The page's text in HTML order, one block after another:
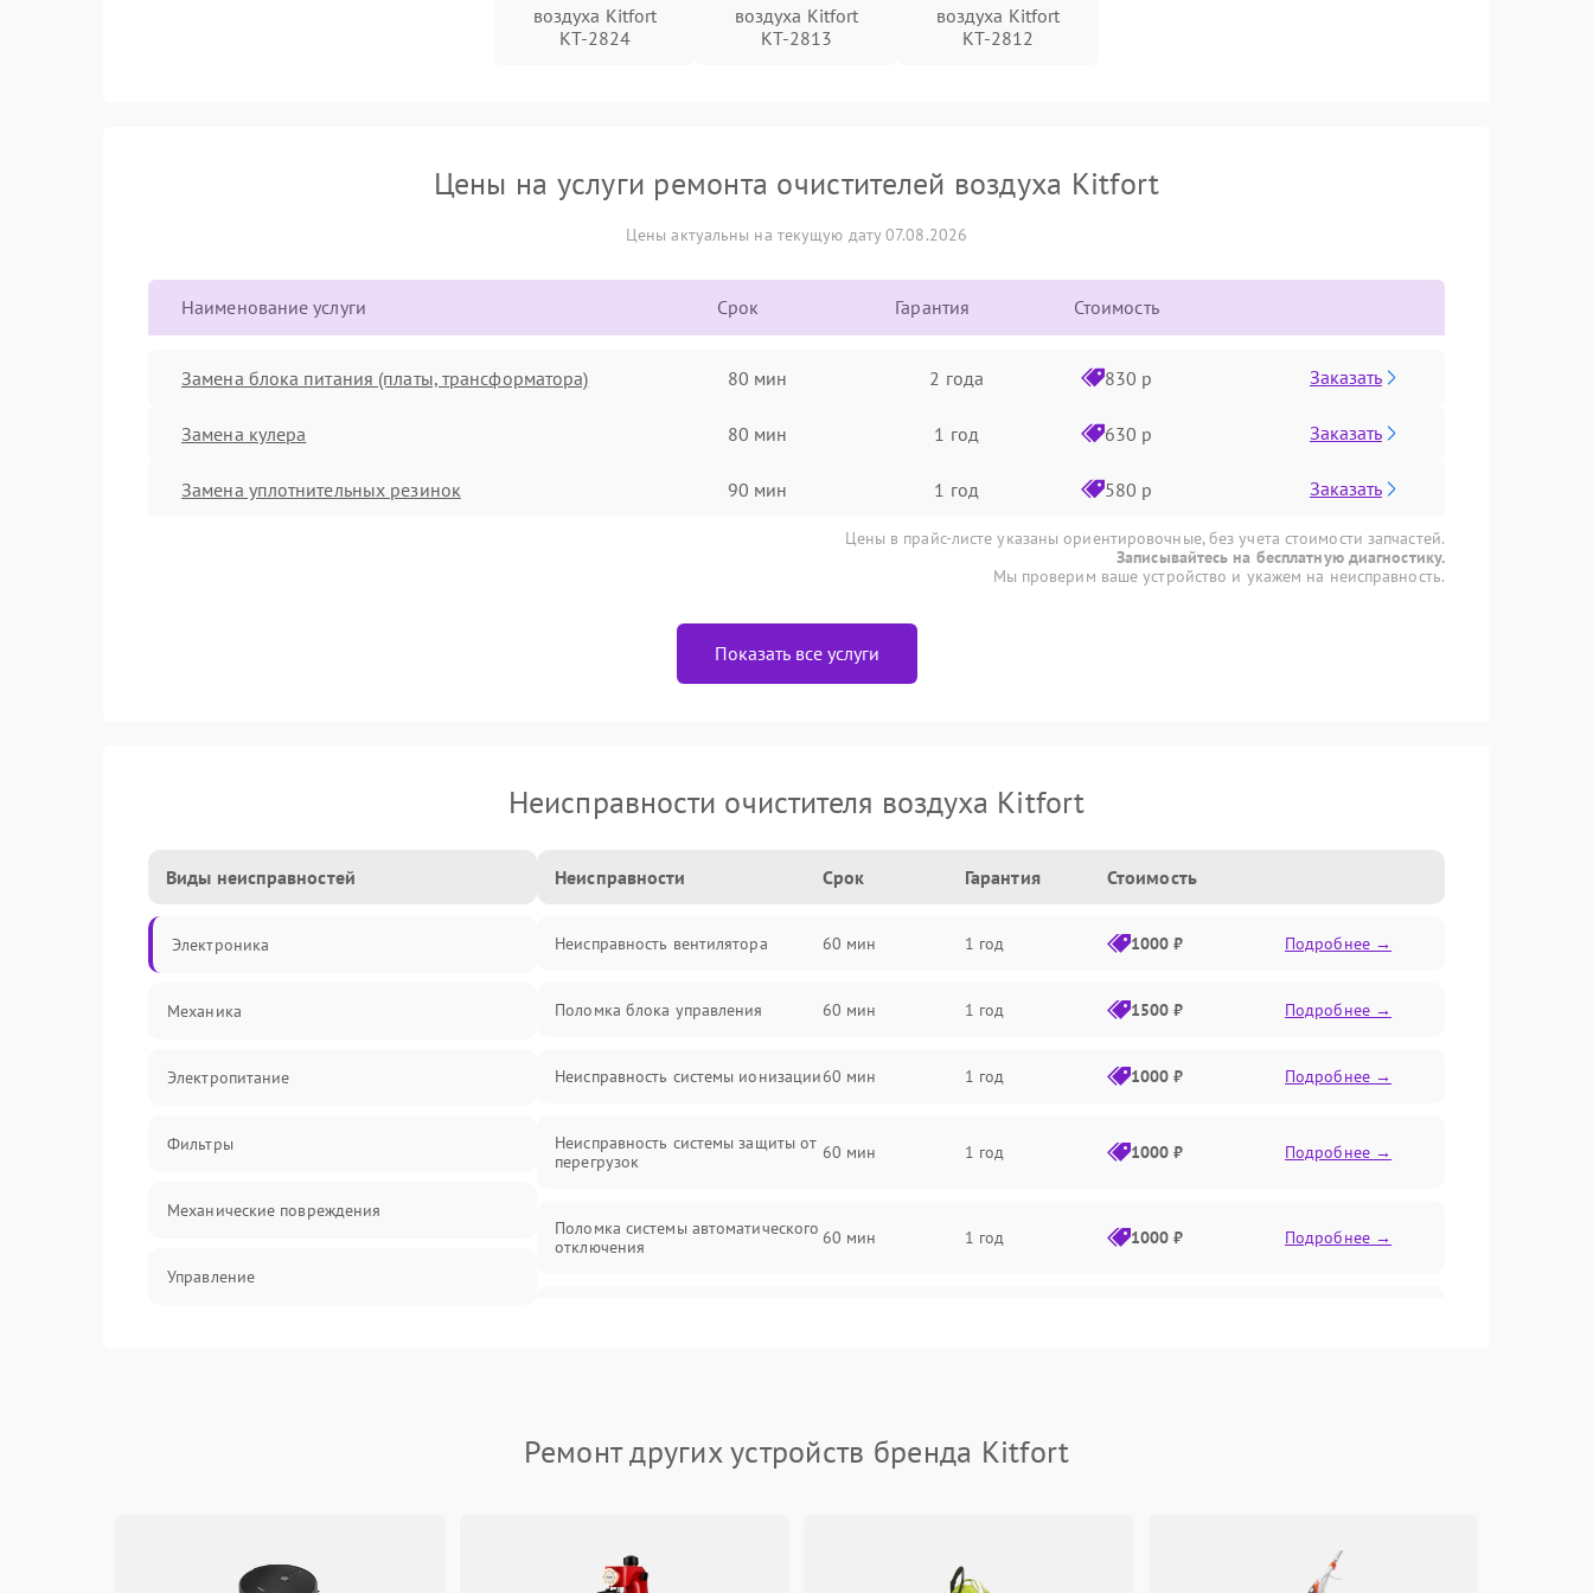
воздуха Kitfort
КТ-2824
воздуха Kitfort
КТ-2813
воздуха Kitfort
КТ-2812
Цены на услуги ремонта очистителей воздуха Kitfort
Цены актуальны на текущую дату 07.08.2026
Наименование услуги Срок Гарантия Стоимость
Замена блока питания (платы, трансформатора) 80 мин 2 года 830 р Заказать
Замена кулера 80 мин 1 год 630 р Заказать
Замена уплотнительных резинок 90 мин 1 год 580 р Заказать
Цены в прайс-листе указаны ориентировочные, без учета стоимости запчастей.
Записывайтесь на бесплатную диагностику.
Мы проверим ваше устройство и укажем на неисправность.
Показать все услуги
Неисправности очистителя воздуха Kitfort
Виды неисправностей
Электроника
Механика
Электропитание
Фильтры
Механические повреждения
Управление
Неисправности Срок Гарантия Стоимость
Неисправность вентилятора 60 мин 1 год 1000 ₽ Подробнее →
Поломка блока управления 60 мин 1 год 1500 ₽ Подробнее →
Неисправность системы ионизации60 мин 1 год 1000 ₽ Подробнее →
Неисправность системы защиты от
перегрузок
60 мин 1 год 1000 ₽ Подробнее →
Поломка системы автоматического
отключения
60 мин 1 год 1000 ₽ Подробнее →
Неисправность системы защиты от
замыкания
1 год Подробнее →
Ремонт других устройств бренда Kitfort